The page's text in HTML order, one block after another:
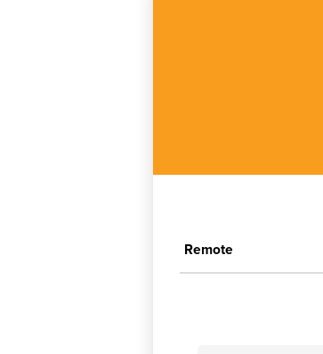
Remote